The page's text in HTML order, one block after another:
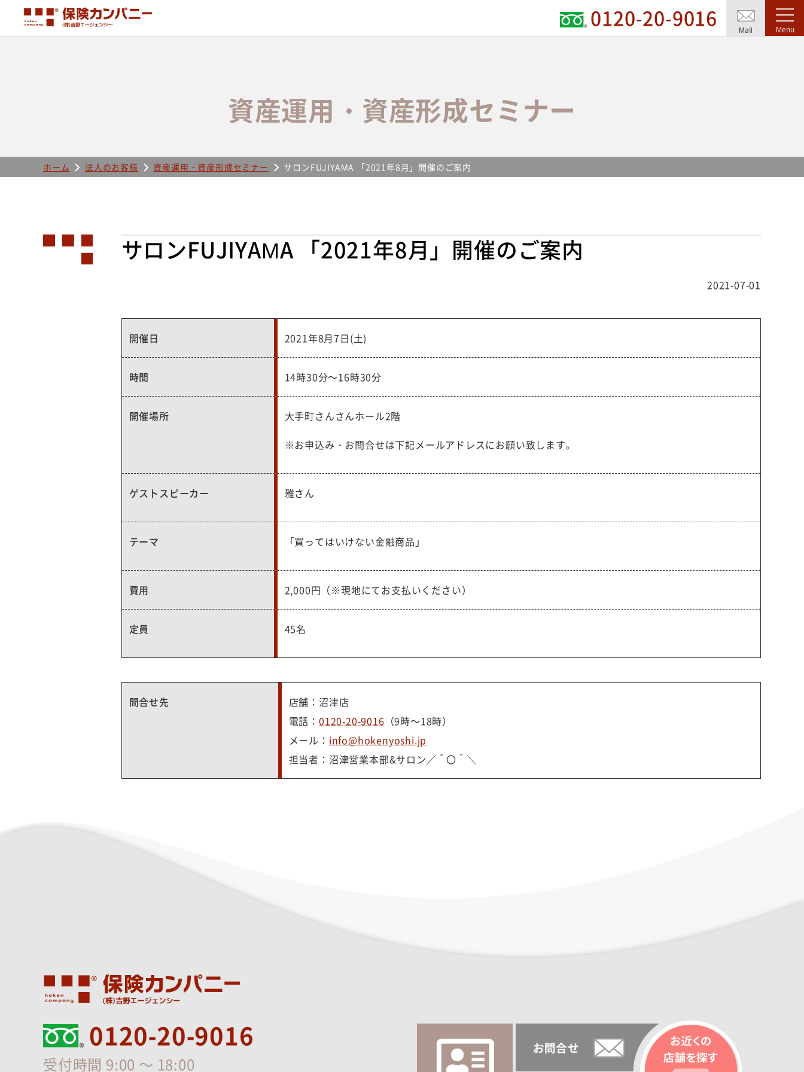
0120-20-9016 Mail Menu
資産運用・資産形成セミナー
ホーム 法人のお客様 資産運用・資産形成セミナー サロンFUJIYAMA 「2021年8月」開催のご案内
サロンFUJIYAMA 「2021年8月」開催のご案内
2021-07-01
開催日 2021年8月7日(土)
時間 14時30分～16時30分
開催場所
大手町さんさんホール2階
※お申込み・お問合せは下記メールアドレスにお願い致します。
ゲストスピーカー 雅さん
テーマ 「買ってはいけない金融商品」
費用 2,000円（※現地にてお支払いください）
定員 45名
問合せ先
店舗：沼津店
電話： 0120-20-9016 （9時～18時）
メール： info@hokenyoshi.jp
担当者：沼津営業本部&サロン／＾〇＾＼
0120-20-9016
受付時間 9:00 ～ 18:00